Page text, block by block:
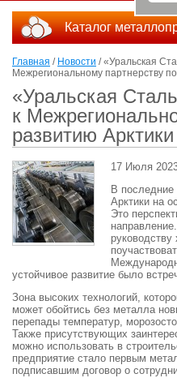
Каталог
Главная / Новости / «Уральская
Межрегиональному партнерству
«Уральская
к
развитию Арктики
17 Июля
В
Арктики на
Это
устойчивое развитие было
Зона высоких технологий,
может обойтись без металла
перепады температур,
Также присутствующих
можно использовать в
предприятие стало первым
подписавшим договор о